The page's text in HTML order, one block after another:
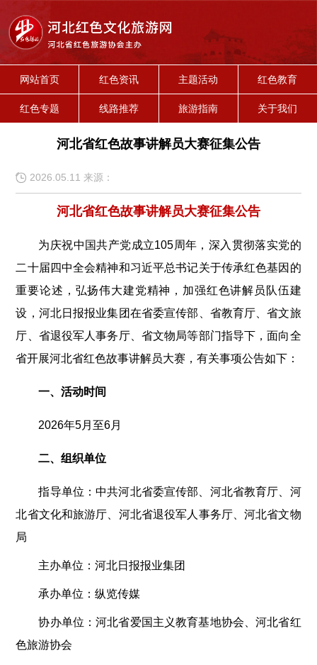
网站首页 红色资讯 主题活动 红色教育
红色专题 线路推荐 旅游指南 关于我们
河北省红色故事讲解员大赛征集公告
2026.05.11 来源：
河北省红色故事讲解员大赛征集公告
为庆祝中国共产党成立105周年，深入贯彻落实党的
二十届四中全会精神和习近平总书记关于传承红色基因的
重要论述，弘扬伟大建党精神，加强红色讲解员队伍建
设，河北日报报业集团在省委宣传部、省教育厅、省文旅
厅、省退役军人事务厅、省文物局等部门指导下，面向全
省开展河北省红色故事讲解员大赛，有关事项公告如下：
一、活动时间
2026年5月至6月
二、组织单位
指导单位：中共河北省委宣传部、河北省教育厅、河
北省文化和旅游厅、河北省退役军人事务厅、河北省文物
局
主办单位：河北日报报业集团
承办单位：纵览传媒
协办单位：河北省爱国主义教育基地协会、河北省红
色旅游协会